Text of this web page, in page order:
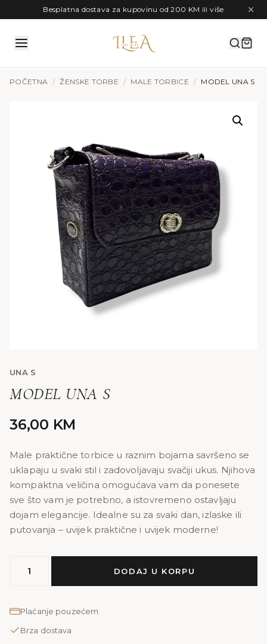
Preskoči na sadržajBesplatna dostava za kupovinu od 200 KM ili više
POČETNA / ŽENSKE TORBE / MALE TORBICE / MODEL UNA S
UNA S
MODEL UNA S
36,00 KM
Male praktične torbice u raznim bojama savršeno se
uklapaju u svaki stil i zadovoljavaju svačiji ukus. Njihova
kompaktna veličina omogućava vam da ponesete
sve što vam je potrebno, a istovremeno ostavljaju
dojam elegancije. Idealne su za svaki dan, izlaske ili
putovanja – uvijek praktične i uvijek moderne!
UNA
količina
DODAJ U KORPU
Plaćanje pouzećem
Brza dostava